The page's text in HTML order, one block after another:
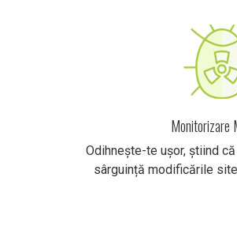
Monitorizare
Odihnește-te ușor, știind
sârguință modificările